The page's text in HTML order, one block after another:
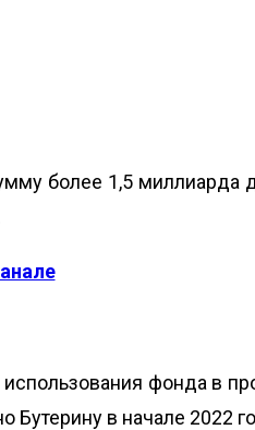
более 1,5
фонда в
в начале 2022